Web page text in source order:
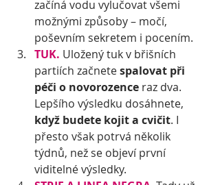
začíná vodu vylučovat všemi
možnými způsoby – močí,
poševním sekretem i pocením.
TUK. Uložený tuk v břišních
partiích začnete spalovat při
péči o novorozence raz dva.
Lepšího výsledku dosáhnete,
když budete kojit a cvičit. I
přesto však potrvá několik
týdnů, než se objeví první
viditelné výsledky.